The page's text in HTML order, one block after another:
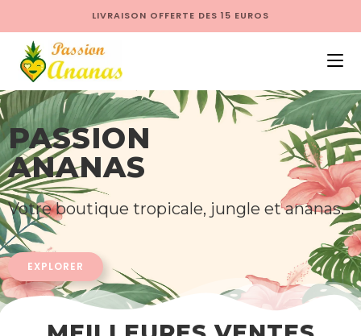
LIVRAISON OFFERTE DES 15 EUROS
PASSION
ANANAS
Votre boutique tropicale, jungle et ananas.
EXPLORER